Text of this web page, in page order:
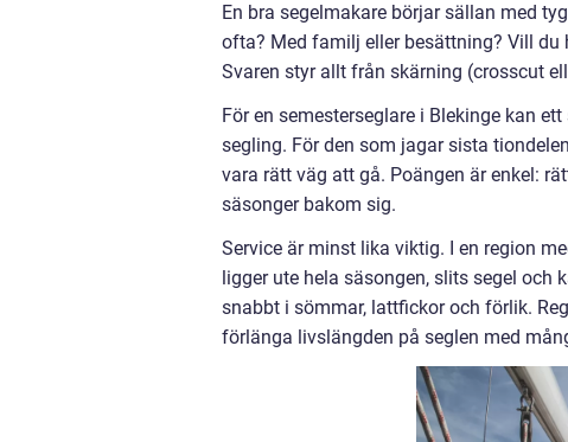
En bra segelmakare börjar sällan med
ofta? Med familj eller besättning? Vill du
Svaren styr allt från skärning (crosscut
För en semesterseglare i Blekinge kan
segling. För den som jagar sista
vara rätt väg att gå. Poängen är enkel:
säsonger bakom sig.
Service är minst lika viktig. I en region
ligger ute hela säsongen, slits segel och
snabbt i sömmar, lattfickor och förlik.
förlänga livslängden på seglen med